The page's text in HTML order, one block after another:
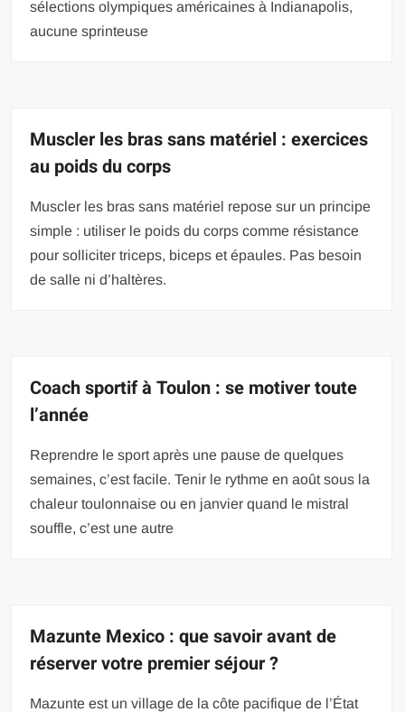
sélections olympiques américaines à Indianapolis,
aucune sprinteuse
Muscler les bras sans matériel : exercices
au poids du corps
Muscler les bras sans matériel repose sur un principe
simple : utiliser le poids du corps comme résistance
pour solliciter triceps, biceps et épaules. Pas besoin
de salle ni d’haltères.
Coach sportif à Toulon : se motiver toute
l’année
Reprendre le sport après une pause de quelques
semaines, c’est facile. Tenir le rythme en août sous la
chaleur toulonnaise ou en janvier quand le mistral
souffle, c’est une autre
Mazunte Mexico : que savoir avant de
réserver votre premier séjour ?
Mazunte est un village de la côte pacifique de l’État